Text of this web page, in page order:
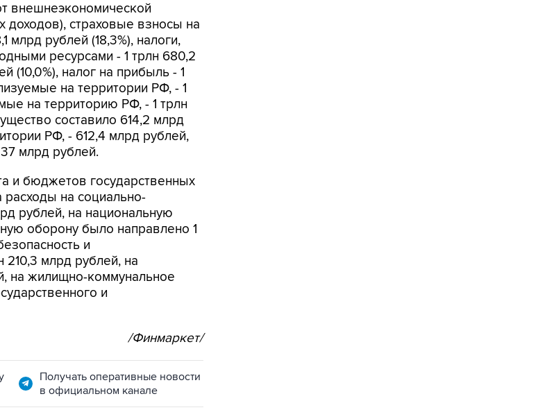
внешнеэкономической
доходов), страховые взносы на
млрд рублей (18,3%), налоги,
ресурсами - 1 трлн 680,2
(10,0%), налог на прибыль - 1
на территории РФ, - 1
на территорию РФ, - 1 трлн
составило 614,2 млрд
РФ, - 612,4 млрд рублей,
млрд рублей.
и бюджетов государственных
на социально-
рублей, на национальную
оборону было направлено 1
и
210,3 млрд рублей, на
на жилищно-коммунальное
и
/Финмаркет/
Получать оперативные новости
в официальном канале